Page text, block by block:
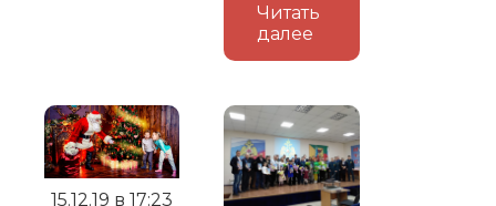
Читать
далее
15.12.19 в 17:23